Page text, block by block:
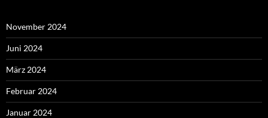
November 2024
Juni 2024
März 2024
Februar 2024
Januar 2024